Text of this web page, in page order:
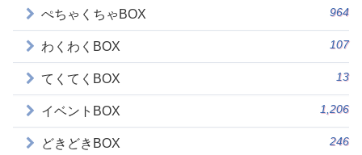
ぺちゃくちゃBOX 964
わくわくBOX 107
てくてくBOX 13
イベントBOX 1,206
どきどきBOX 246